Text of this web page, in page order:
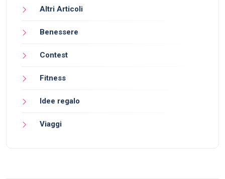
Altri Articoli
Benessere
Contest
Fitness
Idee regalo
Viaggi